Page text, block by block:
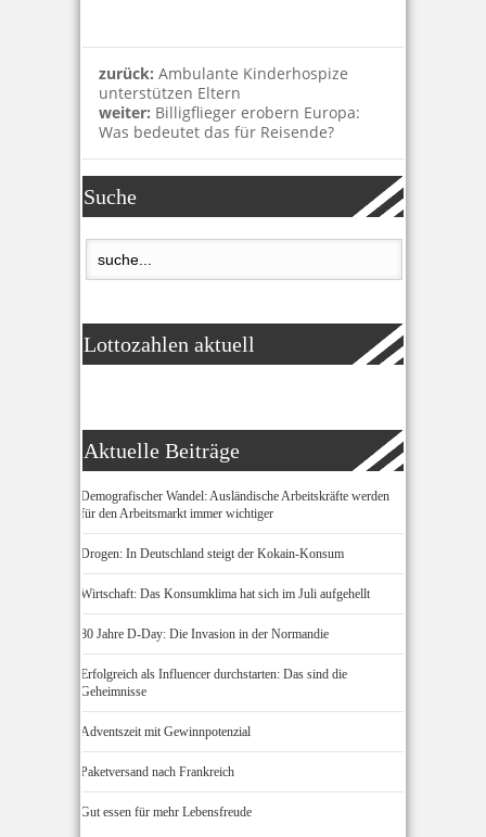
zurück: Ambulante Kinderhospize
unterstützen Eltern
weiter: Billigflieger erobern Europa:
Was bedeutet das für Reisende?
Suche
Lottozahlen aktuell
Aktuelle Beiträge
Demografischer Wandel: Ausländische Arbeitskräfte werden
für den Arbeitsmarkt immer wichtiger
Drogen: In Deutschland steigt der Kokain-Konsum
Wirtschaft: Das Konsumklima hat sich im Juli aufgehellt
80 Jahre D-Day: Die Invasion in der Normandie
Erfolgreich als Influencer durchstarten: Das sind die
Geheimnisse
Adventszeit mit Gewinnpotenzial
Paketversand nach Frankreich
Gut essen für mehr Lebensfreude